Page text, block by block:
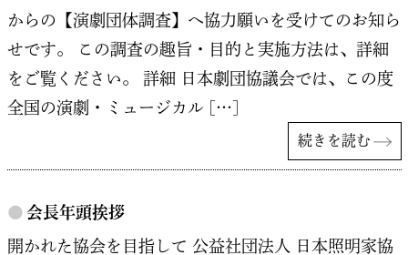
からの【演劇団体調査】へ協力願いを受けてのお知ら
せです。 この調査の趣旨・目的と実施方法は、詳細
をご覧ください。 詳細 日本劇団協議会では、この度
全国の演劇・ミュージカル […]
続きを読む
● 会長年頭挨拶
開かれた協会を目指して 公益社団法人 日本照明家協